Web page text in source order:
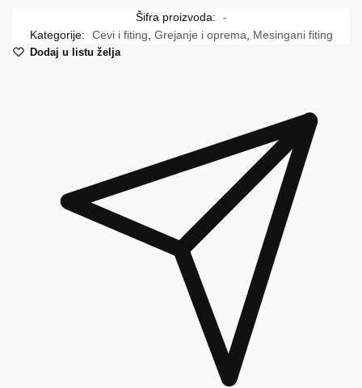
Šifra proizvoda:
-
Kategorije:
Cevi i fiting Grejanje i oprema Mesingani fiting
Dodaj u listu želja